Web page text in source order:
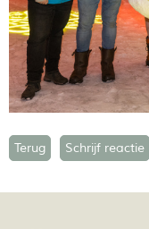
Terug Schrijf reactie